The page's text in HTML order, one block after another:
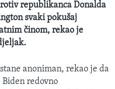
republikanca Donalda
svaki pokušaj
činom, rekao je
anoniman, rekao je da
redovno